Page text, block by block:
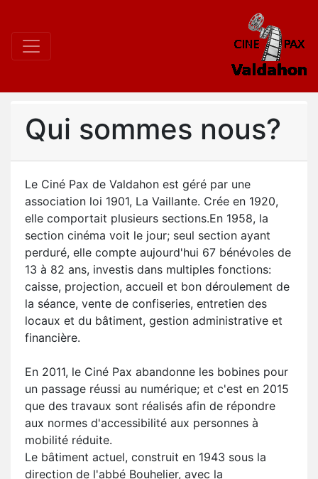
Qui sommes nous?
Le Ciné Pax de Valdahon est géré par une
association loi 1901, La Vaillante. Crée en 1920,
elle comportait plusieurs sections.En 1958, la
section cinéma voit le jour; seul section ayant
perduré, elle compte aujourd'hui 67 bénévoles de
13 à 82 ans, investis dans multiples fonctions:
caisse, projection, accueil et bon déroulement de
la séance, vente de confiseries, entretien des
locaux et du bâtiment, gestion administrative et
financière.
En 2011, le Ciné Pax abandonne les bobines pour
un passage réussi au numérique; et c'est en 2015
que des travaux sont réalisés afin de répondre
aux normes d'accessibilité aux personnes à
mobilité réduite.
Le bâtiment actuel, construit en 1943 sous la
direction de l'abbé Bouhelier, avec la